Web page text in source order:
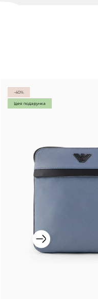
-40%
Ідея подарунка